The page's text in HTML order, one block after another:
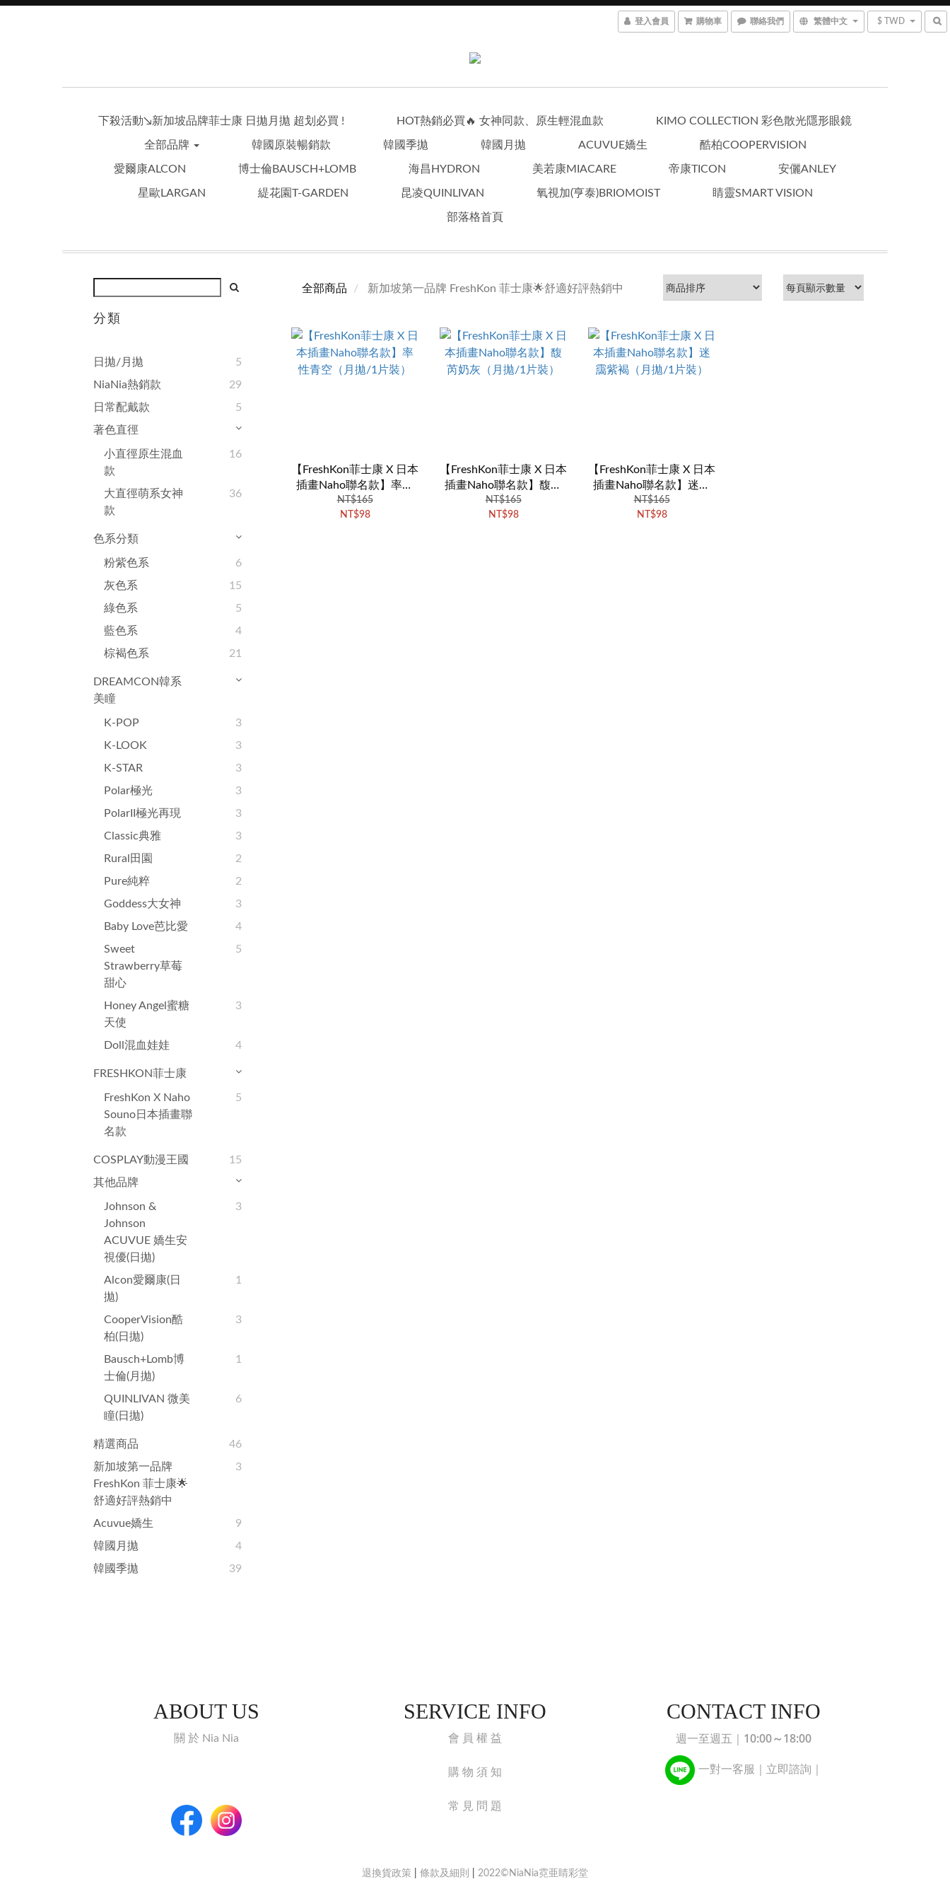
登入會員 購物車 聯絡我們 繁體中文 $ TWD
下殺活動↘︎新加坡品牌菲士康 日拋月拋 超划必買 ! HOT熱銷必買🔥 女神同款、原生輕混血款 KIMO COLLECTION 彩色散光隱形眼鏡
全部品牌 韓國原裝暢銷款 韓國季拋 韓國月拋 ACUVUE嬌生 酷柏COOPERVISION
愛爾康ALCON 博士倫BAUSCH+LOMB 海昌HYDRON 美若康MIACARE 帝康TICON 安儷ANLEY
星歐LARGAN 緹花園T-GARDEN 昆凌QUINLIVAN 氧視加(亨泰)BRIOMOIST 睛靈SMART VISION
部落格首頁
分類
日拋/月拋
5
NiaNia熱銷款
29
日常配戴款
5
著色直徑
小直徑原生混血
款
16
大直徑萌系女神
款
36
色系分類
粉紫色系
6
灰色系
15
綠色系
5
藍色系
4
棕褐色系
21
DREAMCON韓系
美瞳
K-POP
3
K-LOOK
3
K-STAR
3
Polar極光
3
PolarII極光再現
3
Classic典雅
3
Rural田園
2
Pure純粹
2
Goddess大女神
3
Baby Love芭比愛
4
Sweet
Strawberry草莓
甜心
5
Honey Angel蜜糖
天使
3
Doll混血娃娃 4
FRESHKON菲士康
FreshKon X Naho
Souno日本插畫聯
名款
5
COSPLAY動漫王國
15
其他品牌
Johnson &
Johnson
ACUVUE 嬌生安
視優(日拋)
3
Alcon愛爾康(日
拋)
1
CooperVision酷
柏(日拋)
3
Bausch+Lomb博
士倫(月拋)
1
QUINLIVAN 微美
瞳(日拋)
6
精選商品
46
新加坡第一品牌
FreshKon 菲士康🌟
舒適好評熱銷中
3
Acuvue嬌生
9
韓國月拋
4
韓國季拋
39
全部商品 新加坡第一品牌 FreshKon 菲士康🌟舒適好評熱銷中
【FreshKon菲士康 X 日本
插畫Naho聯名款】率性
青空（月拋/1片裝）
NT$165
NT$98
【FreshKon菲士康 X 日本
插畫Naho聯名款】馥芮
奶灰（月拋/1片裝）
NT$165
NT$98
【FreshKon菲士康 X 日本
插畫Naho聯名款】迷靄
紫褐（月拋/1片裝）
NT$165
NT$98
ABOUT US
關 於 Nia Nia
SERVICE INFO
會 員 權 益
購 物 須 知
常 見 問 題
CONTACT INFO
週一至週五｜ 10:00～18:00
一對一客服｜立即諮詢｜
退換貨政策 條款及細則 2022©NiaNia霓亜睛彩堂